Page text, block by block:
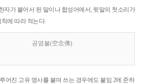
자가 붙어서 된 말이나 합성어에서, 뒷말의 첫소리가
칙에 따라 적는다.
공염불(空念佛)
어진 고유 명사를 붙여 쓰는 경우에도 붙임 2에 준하